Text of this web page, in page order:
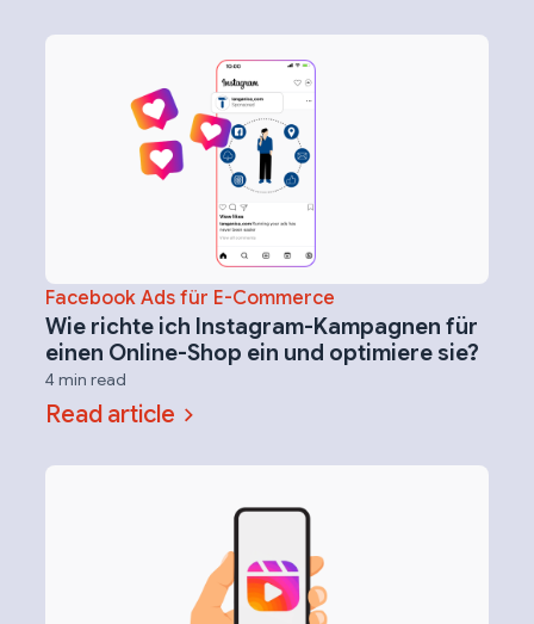
Facebook Ads für E-Commerce
Wie richte ich Instagram-Kampagnen für
einen Online-Shop ein und optimiere sie?
4 min read
Read article